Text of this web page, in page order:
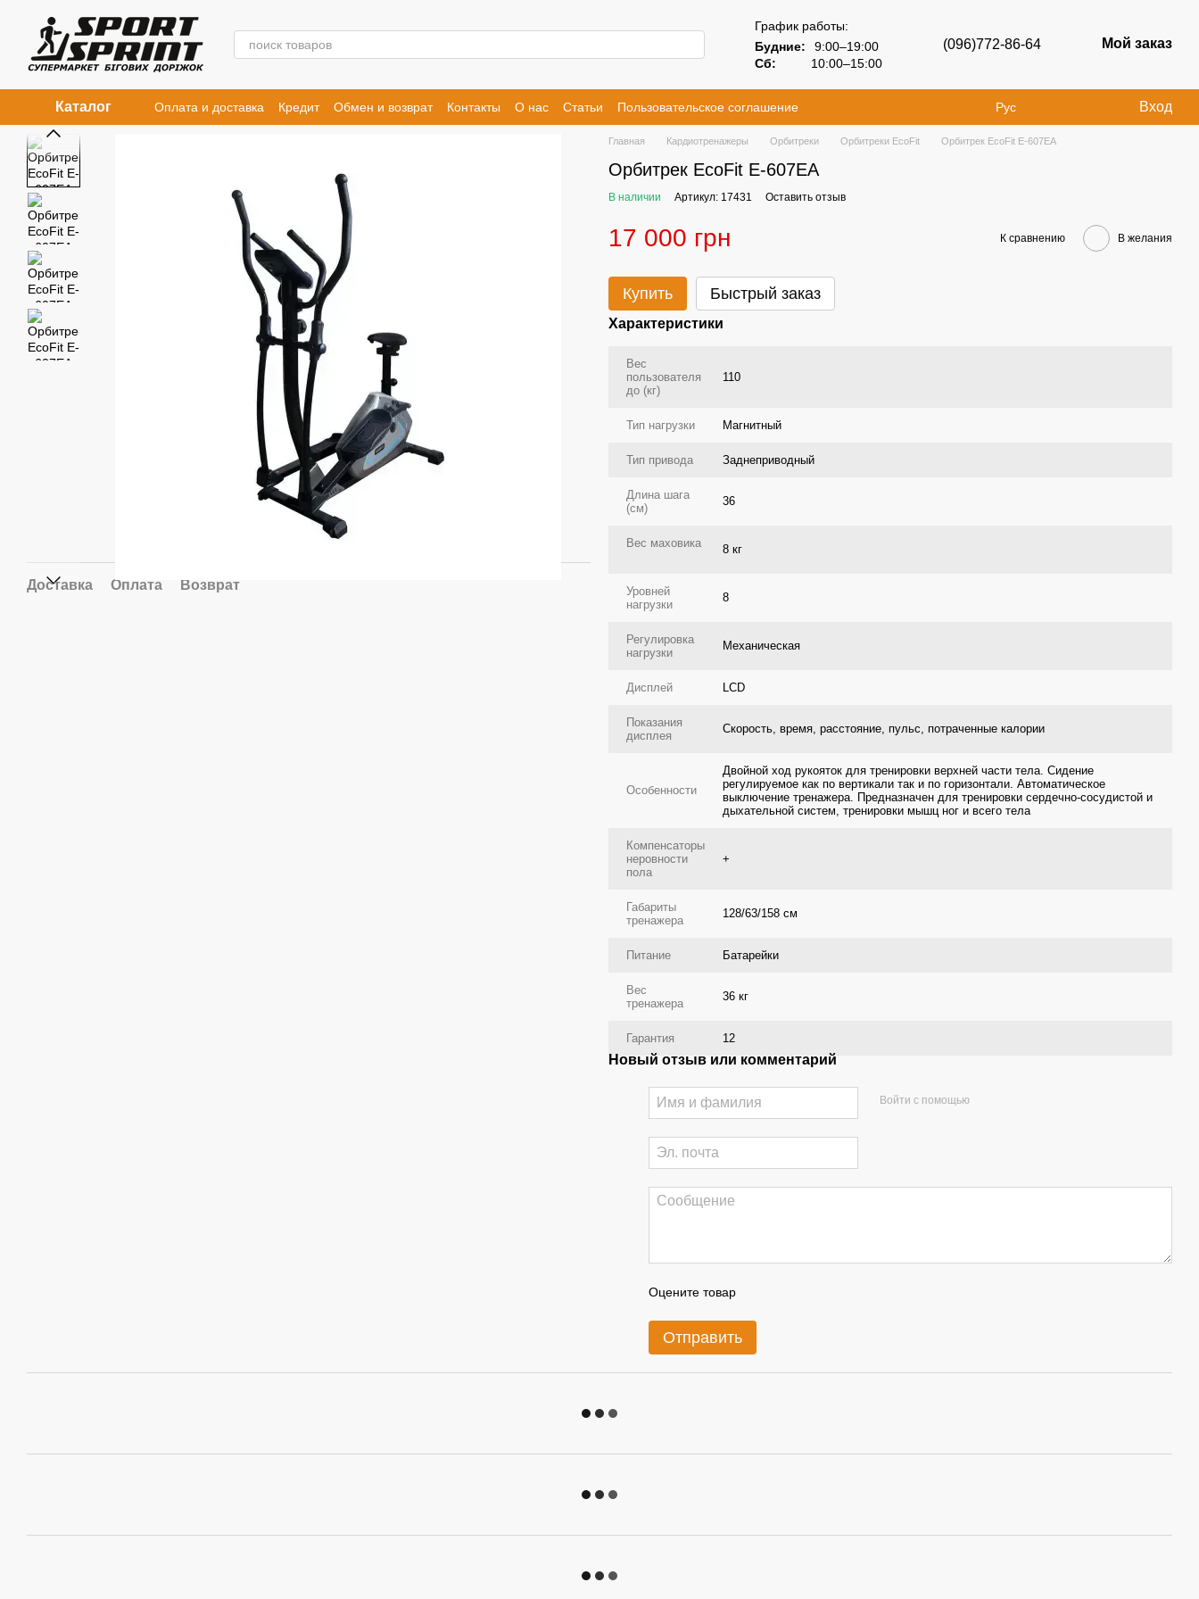
График работы:
Будние:
9:00–19:00
Сб:
10:00–15:00
(096)772-86-64 Мой заказ
Каталог Оплата и доставка Кредит Обмен и возврат Контакты О нас Статьи
Пользовательское соглашение
Договор публичной оферты
Рус Вход
Доставка Оплата Возврат
Главная Кардиотренажеры Орбитреки Орбитреки EcoFit Орбитрек EcoFit E-607EA
Орбитрек EcoFit E-607EA
В наличии Артикул: 17431 Оставить отзыв
17 000 грн К сравнению В желания
Купить Быстрый заказ
Характеристики
Вес
пользователя
до (кг)
110
Тип нагрузки Магнитный
Тип привода Заднеприводный
Длина шага
(см)
36
Вес маховика 8 кг
Уровней
нагрузки
8
Регулировка
нагрузки
Механическая
Дисплей LCD
Показания
дисплея
Скорость, время, расстояние, пульс, потраченные калории
Особенности
Двойной ход рукояток для тренировки верхней части тела. Сидение
регулируемое как по вертикали так и по горизонтали. Автоматическое
выключение тренажера. Предназначен для тренировки сердечно-сосудистой и
дыхательной систем, тренировки мышц ног и всего тела
Компенсаторы
неровности
пола
+
Габариты
тренажера
128/63/158 см
Питание Батарейки
Вес
тренажера
36 кг
Гарантия 12
Новый отзыв или комментарий
Войти с помощью
Оцените товар
Отправить